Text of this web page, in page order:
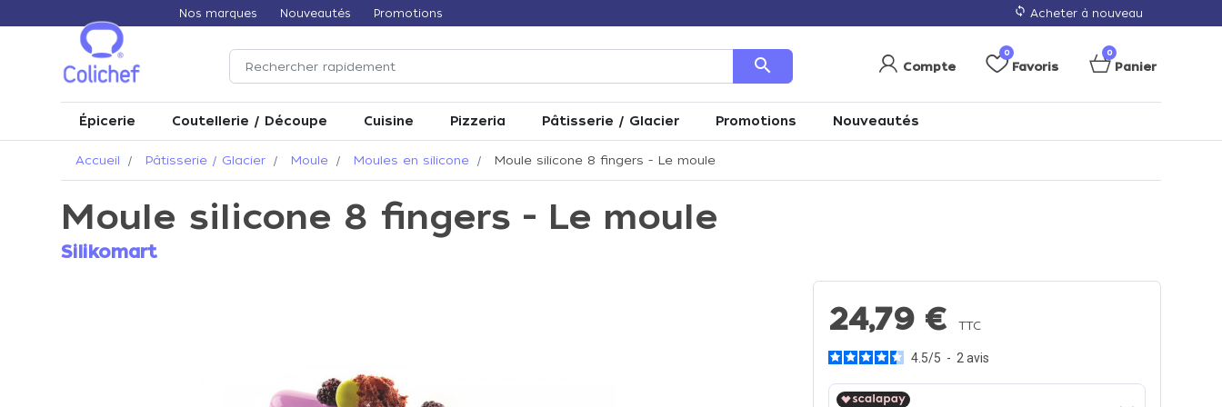
Nos marques Nouveautés Promotions loop Acheter à nouveau
search Compte
0
Favoris
0
Panier
Épicerie Coutellerie / Découpe Cuisine Pizzeria Pâtisserie / Glacier Promotions Nouveautés
Accueil Pâtisserie / Glacier Moule Moules en silicone Moule silicone 8 fingers - Le moule
Moule silicone 8 fingers - Le moule
Silikomart
24,79 € TTC
4.5/5 - 2 avis